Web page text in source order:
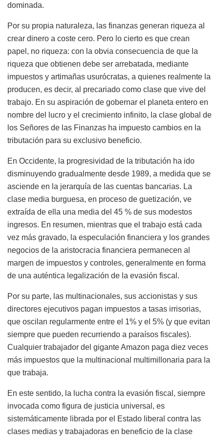
dominada.
Por su propia naturaleza, las finanzas generan riqueza al
crear dinero a coste cero. Pero lo cierto es que crean
papel, no riqueza: con la obvia consecuencia de que la
riqueza que obtienen debe ser arrebatada, mediante
impuestos y artimañas usurócratas, a quienes realmente la
producen, es decir, al precariado como clase que vive del
trabajo. En su aspiración de gobernar el planeta entero en
nombre del lucro y el crecimiento infinito, la clase global de
los Señores de las Finanzas ha impuesto cambios en la
tributación para su exclusivo beneficio.
En Occidente, la progresividad de la tributación ha ido
disminuyendo gradualmente desde 1989, a medida que se
asciende en la jerarquía de las cuentas bancarias. La
clase media burguesa, en proceso de guetización, ve
extraída de ella una media del 45 % de sus modestos
ingresos. En resumen, mientras que el trabajo está cada
vez más gravado, la especulación financiera y los grandes
negocios de la aristocracia financiera permanecen al
margen de impuestos y controles, generalmente en forma
de una auténtica legalización de la evasión fiscal.
Por su parte, las multinacionales, sus accionistas y sus
directores ejecutivos pagan impuestos a tasas irrisorias,
que oscilan regularmente entre el 1% y el 5% (y que evitan
siempre que pueden recurriendo a paraísos fiscales).
Cualquier trabajador del gigante Amazon paga diez veces
más impuestos que la multinacional multimillonaria para la
que trabaja.
En este sentido, la lucha contra la evasión fiscal, siempre
invocada como figura de justicia universal, es
sistemáticamente librada por el Estado liberal contra las
clases medias y trabajadoras en beneficio de la clase